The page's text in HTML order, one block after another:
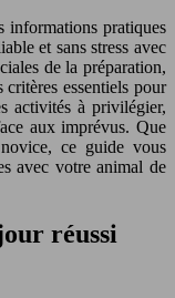
pratiques
et sans stress avec
de la préparation,
critères essentiels pour
activités à privilégier,
aux imprévus. Que
ce guide vous
avec votre animal de
réussi